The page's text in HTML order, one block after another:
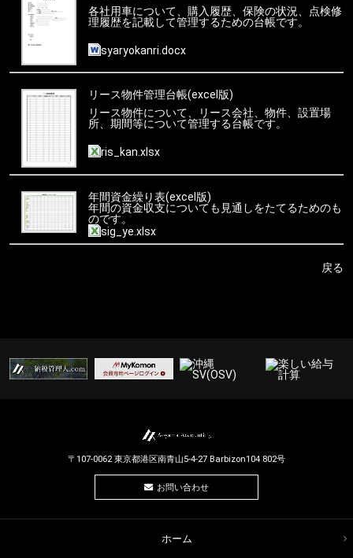
各社用車について、購入履歴、保険の状況、点検修
理履歴を記載して管理するための台帳です。
syaryokanri.docx
リース物件管理台帳(excel版)
リース物件について、リース会社、物件、設置場
所、期間等について管理する台帳です。
ris_kan.xlsx
年間資金繰り表(excel版)
年間の資金収支についても見通しをたてるためのも
のです。
sig_ye.xlsx
戻る
〒107-0062 東京都港区南青山5-4-27 Barbizon104 802号
お問い合わせ
ホーム